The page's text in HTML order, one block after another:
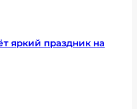
яркий праздник на